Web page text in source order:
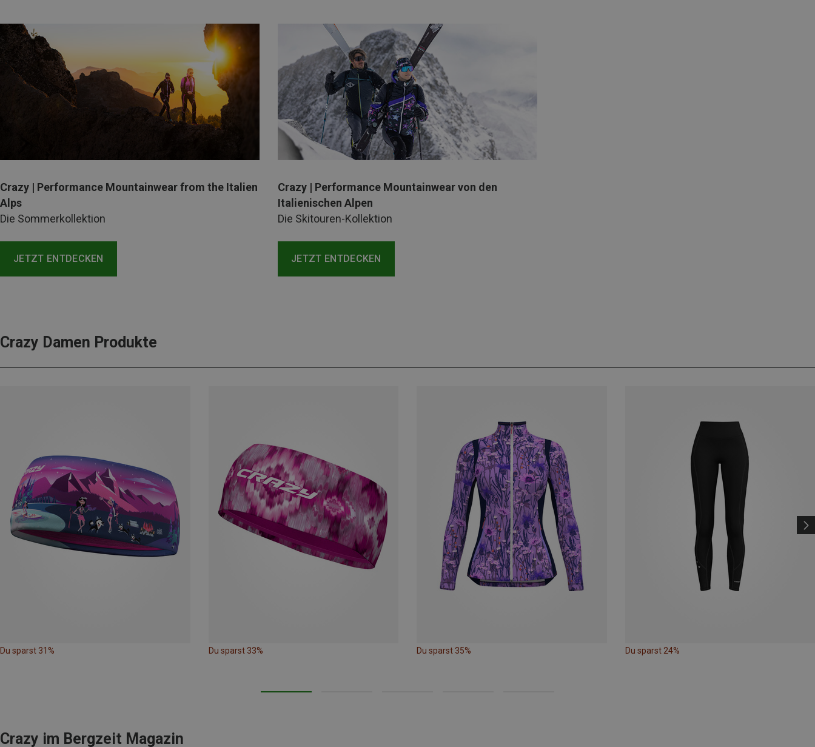
Crazy | Performance Mountainwear from the Italien
Alps
Die Sommerkollektion
JETZT ENTDECKEN
Crazy | Performance Mountainwear von den
Italienischen Alpen
Die Skitouren-Kollektion
JETZT ENTDECKEN
Crazy Damen Produkte
Du sparst 31% Du sparst 33% Du sparst 35% Du sparst 24%
Crazy im Bergzeit Magazin